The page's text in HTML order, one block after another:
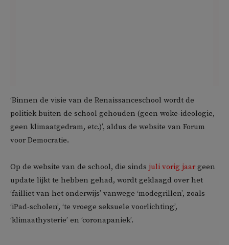
‘Binnen de visie van de Renaissanceschool wordt de
politiek buiten de school gehouden (geen woke-ideologie,
geen klimaatgedram, etc.)’, aldus de website van Forum
voor Democratie.
Op de website van de school, die sinds juli vorig jaar geen
update lijkt te hebben gehad, wordt geklaagd over het
‘failliet van het onderwijs’ vanwege ‘modegrillen’, zoals
‘iPad-scholen’, ‘te vroege seksuele voorlichting’,
‘klimaathysterie’ en ‘coronapaniek’.